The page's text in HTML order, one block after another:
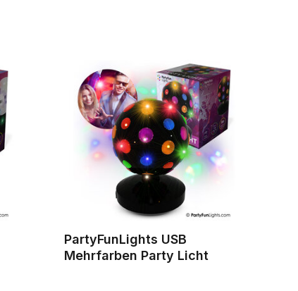
PartyFunLights USB
Mehrfarben Party Licht